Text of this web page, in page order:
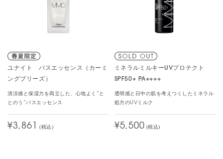
ユナイト バスエッセンス（カーミ
ングブリーズ）
清涼感と保湿力を両立した、心地よく“と
とのう”バスエッセンス
¥3,861 (税込)
ミネラルミルキーUVプロテクト
SPF50+ PA++++
透明感と日中の肌を考えつくしたミネラル
処方のUVミルク
¥5,500 (税込)